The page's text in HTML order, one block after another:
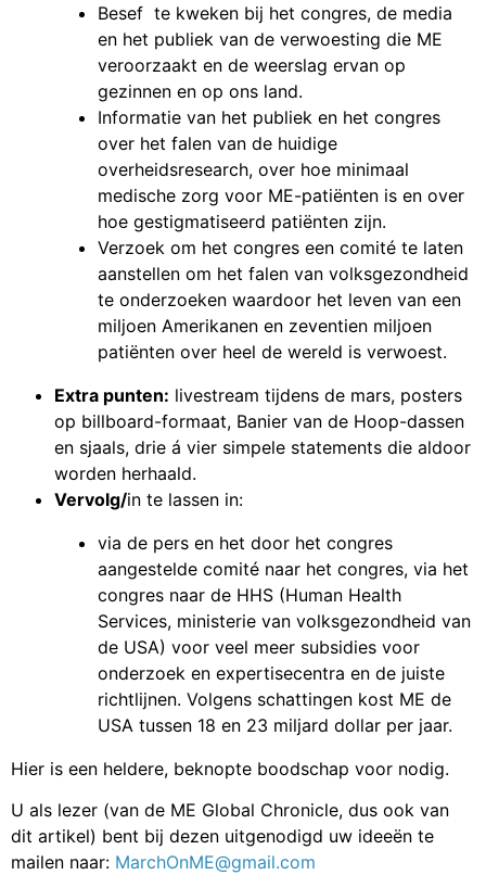
Besef te kweken bij het congres, de media
en het publiek van de verwoesting die ME
veroorzaakt en de weerslag ervan op
gezinnen en op ons land.
Informatie van het publiek en het congres
over het falen van de huidige
overheidsresearch, over hoe minimaal
medische zorg voor ME-patiënten is en over
hoe gestigmatiseerd patiënten zijn.
Verzoek om het congres een comité te laten
aanstellen om het falen van volksgezondheid
te onderzoeken waardoor het leven van een
miljoen Amerikanen en zeventien miljoen
patiënten over heel de wereld is verwoest.
Extra punten: livestream tijdens de mars, posters
op billboard-formaat, Banier van de Hoop-dassen
en sjaals, drie á vier simpele statements die aldoor
worden herhaald.
Vervolg/in te lassen in:
via de pers en het door het congres
aangestelde comité naar het congres, via het
congres naar de HHS (Human Health
Services, ministerie van volksgezondheid van
de USA) voor veel meer subsidies voor
onderzoek en expertisecentra en de juiste
richtlijnen. Volgens schattingen kost ME de
USA tussen 18 en 23 miljard dollar per jaar.
Hier is een heldere, beknopte boodschap voor nodig.
U als lezer (van de ME Global Chronicle, dus ook van
dit artikel) bent bij dezen uitgenodigd uw ideeën te
mailen naar: MarchOnME@gmail.com